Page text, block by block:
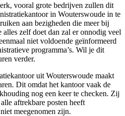
vooral grote bedrijven zullen dit
in Wouterswoude in te
aan bezigheden die meer bij
zelf doet dan zal er onnodig veel
niet voldoende geïnformeerd
programma’s. Wil je dit
verder.
uit Wouterswoude maakt
Dit omdat het kantoor vaak de
nog een keer te checken. Zij
aftrekbare posten heeft
meegenomen zijn.